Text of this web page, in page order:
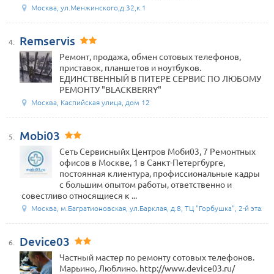
Москва, ул.Менжинского,д.32,к.1
4. Remservis
Ремонт, продажа, обмен сотовых телефонов,
приставок, планшетов и ноутбуков.
ЕДИНСТВЕННЫЙ В ПИТЕРЕ СЕРВИС ПО ЛЮБОМУ
РЕМОНТУ "BLACKBERRY"
Москва, Каспийская улица, дом 12
5. Mobi03
Сеть Сервисныйх Центров Моби03, 7 Ремонтных
офисов в Москве, 1 в Санкт-Петергбурге,
постоянная клиентура, профиссиональные кадры
с большим опытом работы, ответственно и
совестливо относящиеся к ...
Москва, м.Багратионовская, ул.Барклая, д.8, ТЦ "Горбушка", 2-й этаж,
6. Device03
Частный мастер по ремонту сотовых телефонов.
Марьино, Люблино. http://www.device03.ru/